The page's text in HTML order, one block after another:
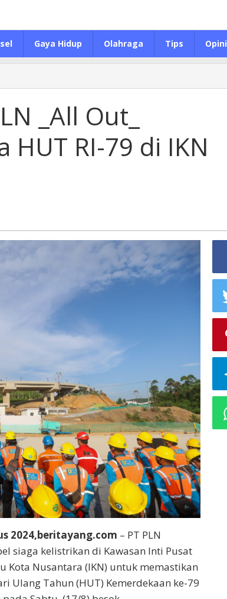
Gaya Hidup Olahraga Tips Opini
_All Out_
HUT RI-79 di IKN
2024,beritayang.com – PT PLN
siaga kelistrikan di Kawasan Inti Pusat
Kota Nusantara (IKN) untuk memastikan
Ulang Tahun (HUT) Kemerdekaan ke-79